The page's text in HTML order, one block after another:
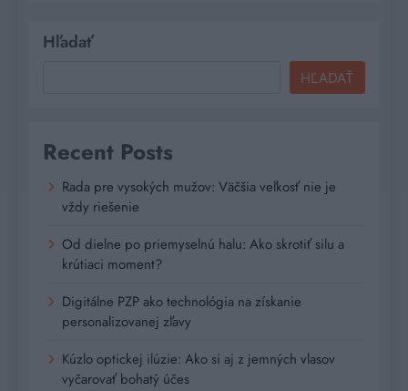
Hľadať
HĽADAŤ
Recent Posts
Rada pre vysokých mužov: Väčšia veľkosť nie je
vždy riešenie
Od dielne po priemyselnú halu: Ako skrotiť silu a
krútiaci moment?
Digitálne PZP ako technológia na získanie
personalizovanej zľavy
Kúzlo optickej ilúzie: Ako si aj z jemných vlasov
vyčarovať bohatý účes